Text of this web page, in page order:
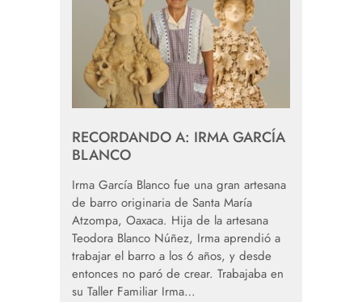
RECORDANDO A: IRMA GARCÍA
BLANCO
Irma García Blanco fue una gran artesana
de barro originaria de Santa María
Atzompa, Oaxaca. Hija de la artesana
Teodora Blanco Núñez, Irma aprendió a
trabajar el barro a los 6 años, y desde
entonces no paró de crear. Trabajaba en
su Taller Familiar Irma…